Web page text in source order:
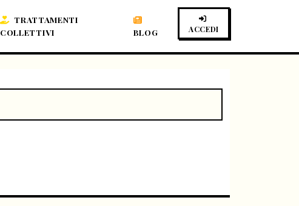
TRATTAMENTI
COLLETTIVI
BLOG ACCEDI